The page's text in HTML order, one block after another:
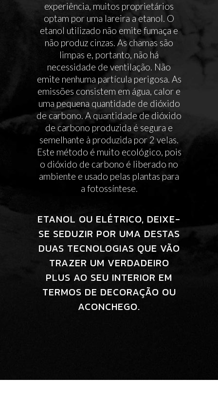
experiência, muitos proprietários
optam por uma lareira a etanol. O
etanol utilizado não emite fumaça e
não produz cinzas. As chamas são
limpas e, portanto, não há
necessidade de ventilação. Não
emite nenhuma partícula perigosa. As
emissões consistem em água, calor e
uma pequena quantidade de dióxido
de carbono. A quantidade de dióxido
de carbono produzida é segura e
semelhante à produzida por 2 velas.
Este método é muito ecológico, pois
o dióxido de carbono é liberado no
ambiente e usado pelas plantas para
a fotossíntese.
ETANOL OU ELÉTRICO, DEIXE-
SE SEDUZIR POR UMA DESTAS
DUAS TECNOLOGIAS QUE VÃO
TRAZER UM VERDADEIRO
PLUS AO SEU INTERIOR EM
TERMOS DE DECORAÇÃO OU
ACONCHEGO.